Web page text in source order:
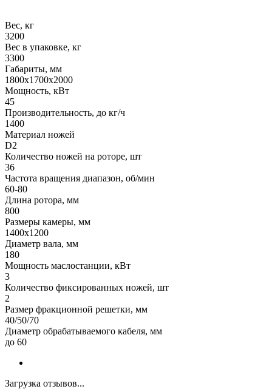
Вес, кг
3200
Вес в упаковке, кг
3300
Габариты, мм
1800х1700х2000
Мощность, кВт
45
Производительность, до кг/ч
1400
Материал ножей
D2
Количество ножей на роторе, шт
36
Частота вращения диапазон, об/мин
60-80
Длина ротора, мм
800
Размеры камеры, мм
1400x1200
Диаметр вала, мм
180
Мощность маслостанции, кВт
3
Количество фиксированных ножей, шт
2
Размер фракционной решетки, мм
40/50/70
Диаметр обрабатываемого кабеля, мм
до 60
Загрузка отзывов...